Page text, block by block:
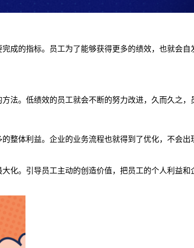
成的指标。员工为了能够获得更多的绩效，也就会
。低绩效的员工就会不断的努力改进，久而久之，
整体利益。企业的业务流程也就得到了优化，不会
化。引导员工主动的创造价值，把员工的个人利益